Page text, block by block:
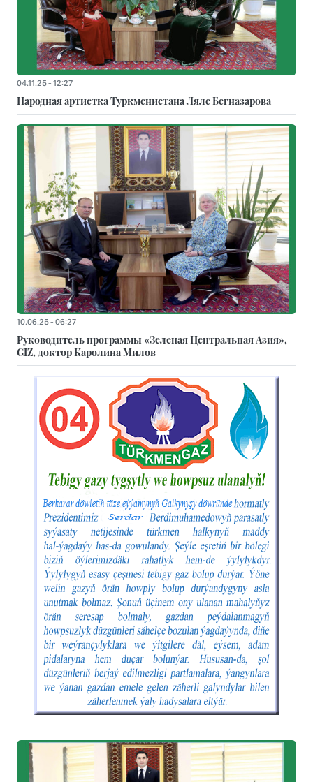
04.11.25 - 12:27
Народная артистка Туркменистана Ляле Бегназарова
10.06.25 - 06:27
Руководитель программы «Зеленая Центральная Азия»,
GIZ, доктор Каролина Милов